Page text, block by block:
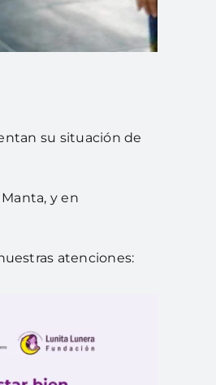
su situación de
y en
atenciones: